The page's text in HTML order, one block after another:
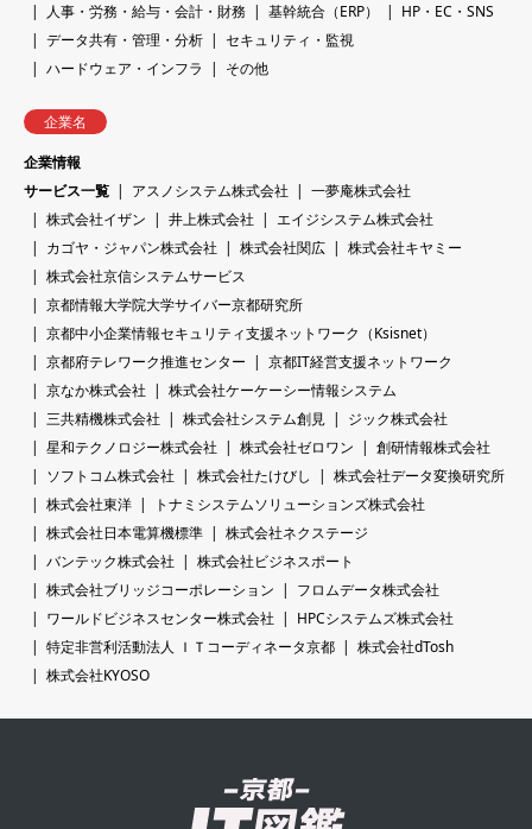
人事・労務・給与・会計・財務
基幹統合（ERP）
HP・EC・SNS
データ共有・管理・分析
セキュリティ・監視
ハードウェア・インフラ
その他
企業名
企業情報
サービス一覧
アスノシステム株式会社
一夢庵株式会社
株式会社イザン
井上株式会社
エイジシステム株式会社
カゴヤ・ジャパン株式会社
株式会社関広
株式会社キヤミー
株式会社京信システムサービス
京都情報大学院大学サイバー京都研究所
京都中小企業情報セキュリティ支援ネットワーク（Ksisnet）
京都府テレワーク推進センター
京都IT経営支援ネットワーク
京なか株式会社
株式会社ケーケーシー情報システム
三共精機株式会社
株式会社システム創見
ジック株式会社
星和テクノロジー株式会社
株式会社ゼロワン
創研情報株式会社
ソフトコム株式会社
株式会社たけびし
株式会社データ変換研究所
株式会社東洋
トナミシステムソリューションズ株式会社
株式会社日本電算機標準
株式会社ネクステージ
バンテック株式会社
株式会社ビジネスポート
株式会社ブリッジコーポレーション
フロムデータ株式会社
ワールドビジネスセンター株式会社
HPCシステムズ株式会社
特定非営利活動法人 ＩＴコーディネータ京都
株式会社dTosh
株式会社KYOSO